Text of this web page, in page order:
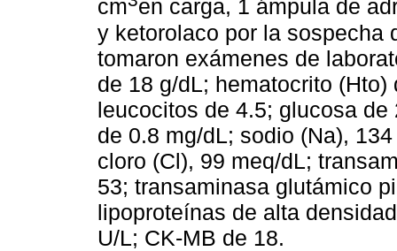
cm en carga, 1 ámpula de
y ketorolaco por la sospecha
tomaron exámenes de
de 18 g/dL; hematocrito
leucocitos de 4.5; glucosa
de 0.8 mg/dL; sodio (Na),
cloro (Cl), 99 meq/dL;
53; transaminasa glutámico
lipoproteínas de alta
U/L; CK-MB de 18.